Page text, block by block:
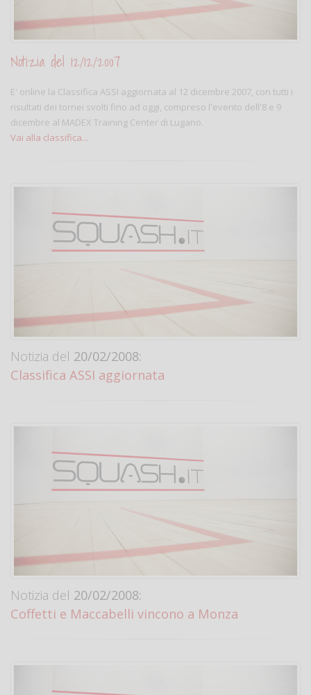
Notizia del 12/12/2007
E' online la Classifica ASSI aggiornata al 12 dicembre 2007, con tutti i
risultati dei tornei svolti fino ad oggi, compreso l'evento dell'8 e 9
dicembre al MADEX Training Center di Lugano.
Vai alla classifica...
Notizia del 20/02/2008:
Classifica ASSI aggiornata
Notizia del 20/02/2008:
Coffetti e Maccabelli vincono a Monza